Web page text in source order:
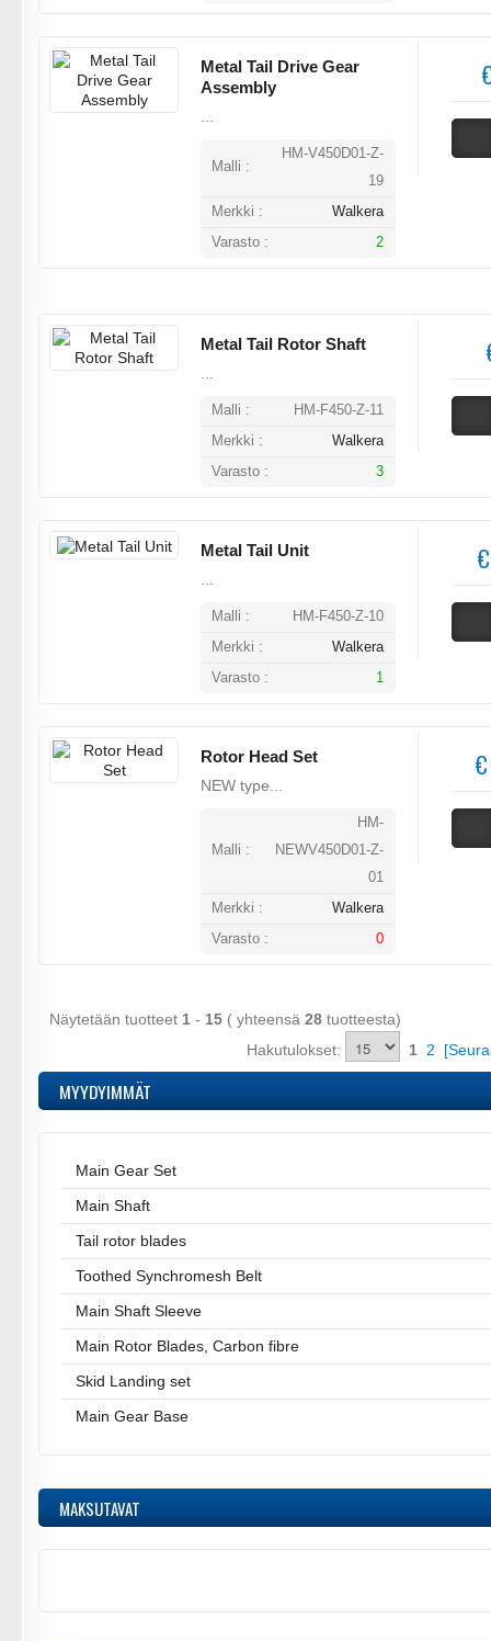
Metal Tail Drive Gear
Assembly
...
Malli :
HM-V450D01-Z-
19
Merkki :
Walkera
Varasto :
2
Metal Tail Rotor Shaft
...
Malli :
HM-F450-Z-11
Merkki :
Walkera
Varasto :
3
Metal Tail Unit
...
Malli :
HM-F450-Z-10
Merkki :
Walkera
Varasto :
1
Rotor Head Set
NEW type...
Malli :
HM-
NEWV450D01-Z-
01
Merkki :
Walkera
Varasto :
0
Näytetään tuotteet 1 - 15 ( yhteensä 28 tuotteesta)
Hakutulokset:
1 2
MYYDYIMMÄT
Main Gear Set
Main Shaft
Tail rotor blades
Toothed Synchromesh Belt
Main Shaft Sleeve
Main Rotor Blades, Carbon fibre
Skid Landing set
Main Gear Base
MAKSUTAVAT